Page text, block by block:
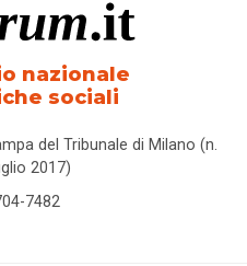
nazionale
sociali
del Tribunale di Milano (n.
2017)
7482